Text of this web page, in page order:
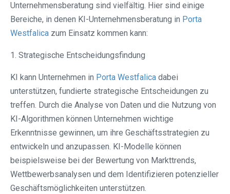
Unternehmensberatung sind vielfältig. Hier sind einige
Bereiche, in denen KI-Unternehmensberatung in Porta
Westfalica⁠ zum Einsatz kommen kann:
1. Strategische Entscheidungsfindung
KI kann Unternehmen in Porta Westfalica⁠ dabei
unterstützen, fundierte strategische Entscheidungen zu
treffen. Durch die Analyse von Daten und die Nutzung von
KI-Algorithmen können Unternehmen wichtige
Erkenntnisse gewinnen, um ihre Geschäftsstrategien zu
entwickeln und anzupassen. KI-Modelle können
beispielsweise bei der Bewertung von Markttrends,
Wettbewerbsanalysen und dem Identifizieren potenzieller
Geschäftsmöglichkeiten unterstützen.